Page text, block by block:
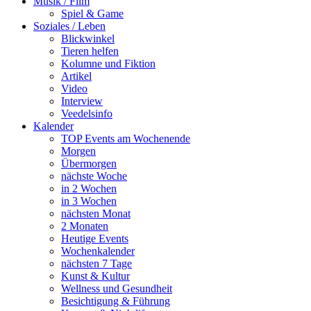
Spiel & Game
Soziales / Leben
Blickwinkel
Tieren helfen
Kolumne und Fiktion
Artikel
Video
Interview
Veedelsinfo
Kalender
TOP Events am Wochenende
Morgen
Übermorgen
nächste Woche
in 2 Wochen
in 3 Wochen
nächsten Monat
2 Monaten
Heutige Events
Wochenkalender
nächsten 7 Tage
Kunst & Kultur
Wellness und Gesundheit
Besichtigung & Führung